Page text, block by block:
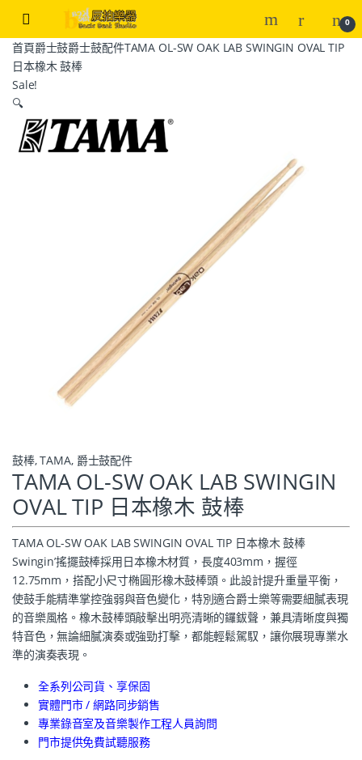
0
首頁爵士鼓爵士鼓配件TAMA OL-SW OAK LAB SWINGIN OVAL TIP
日本橡木 鼓棒
Sale!
🔍
鼓棒,TAMA, 爵士鼓配件
TAMA OL-SW OAK LAB SWINGIN
OVAL TIP 日本橡木 鼓棒
TAMA OL-SW OAK LAB SWINGIN OVAL TIP 日本橡木 鼓棒
Swingin’搖擺鼓棒採用日本橡木材質，長度403mm，握徑
12.75mm，搭配小尺寸椭圓形橡木鼓棒頭。此設計提升重量平衡，
使鼓手能精準掌控強弱與音色變化，特別適合爵士樂等需要細膩表現
的音樂風格。橡木鼓棒頭敲擊出明亮清晰的鑼鈸聲，兼具清晰度與獨
特音色，無論細膩演奏或強勁打擊，都能輕鬆駕馭，讓你展現專業水
準的演奏表現。
全系列公司貨、享保固
實體門市 / 網路同步銷售
專業錄音室及音樂製作工程人員詢問
門市提供免費試聽服務